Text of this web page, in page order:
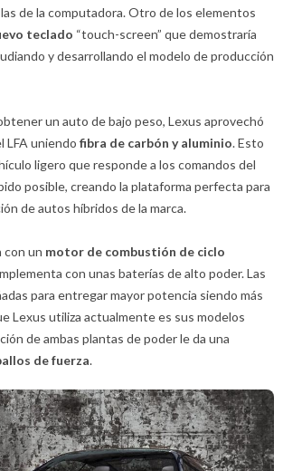
de la computadora. Otro de los elementos
teclado “touch-screen” que demostraría
y desarrollando el modelo de producción
un auto de bajo peso, Lexus aprovechó
LFA uniendo fibra de carbón y aluminio. Esto
ligero que responde a los comandos del
posible, creando la plataforma perfecta para
de autos híbridos de la marca.
con un motor de combustión de ciclo
con unas baterías de alto poder. Las
para entregar mayor potencia siendo más
Lexus utiliza actualmente es sus modelos
de ambas plantas de poder le da una
de fuerza.